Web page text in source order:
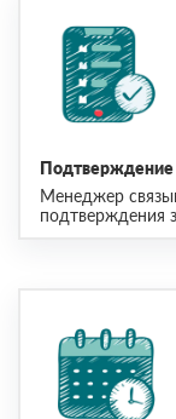
Подтверждение
Менеджер
подтверждения